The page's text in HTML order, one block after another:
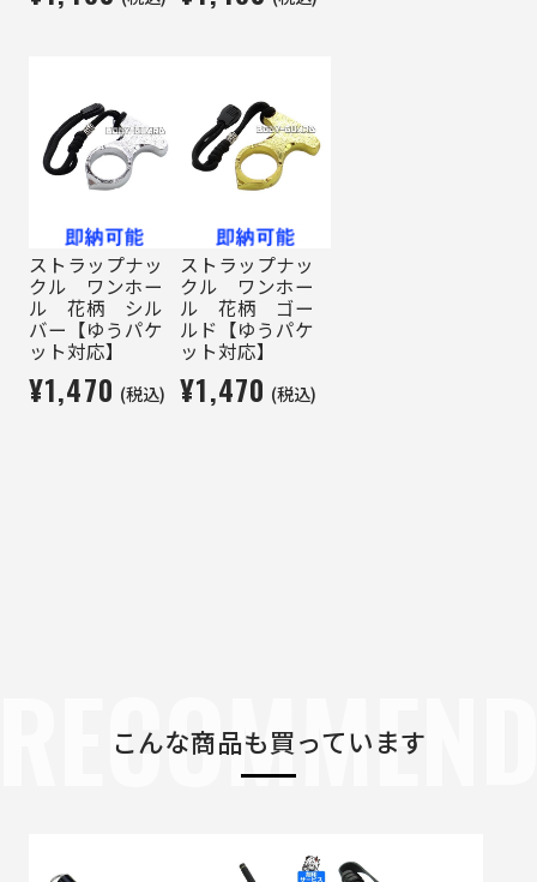
ストラップナッ
クル ワンホー
ル 花柄 シル
バー【ゆうパケ
ット対応】
¥1,470 (税込)
ストラップナッ
クル ワンホー
ル 花柄 ゴー
ルド【ゆうパケ
ット対応】
¥1,470 (税込)
こんな商品も買っています